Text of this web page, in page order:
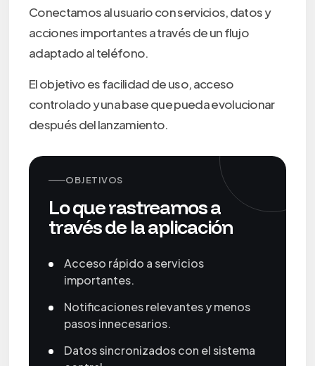
Conectamos al usuario con servicios, datos y
acciones importantes a través de un flujo
adaptado al teléfono.
El objetivo es facilidad de uso, acceso
controlado y una base que pueda evolucionar
después del lanzamiento.
OBJETIVOS
Lo que rastreamos a
través de la aplicación
Acceso rápido a servicios
importantes.
Notificaciones relevantes y menos
pasos innecesarios.
Datos sincronizados con el sistema